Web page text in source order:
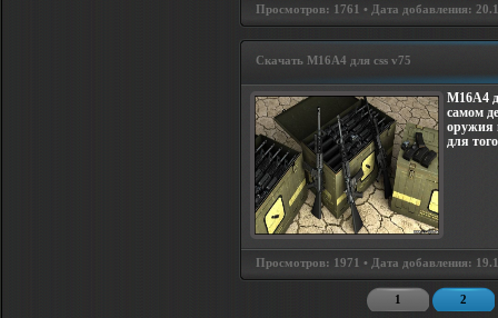
Просмотров: 1761 • Дата добавления:
Скачать M16A4 для css v75
M16A4
самом
оружия
для
Просмотров: 1971 • Дата добавления:
1 2